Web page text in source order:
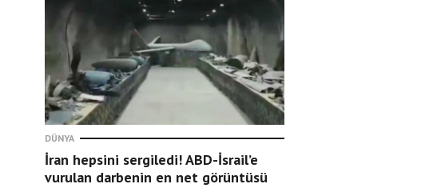
DÜNYA
İran hepsini sergiledi! ABD-İsrail’e
vurulan darbenin en net görüntüsü